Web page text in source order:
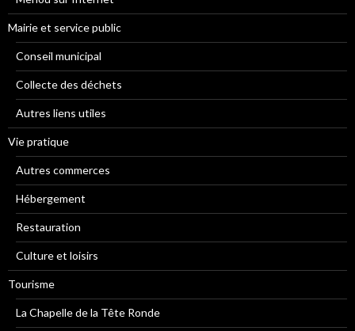
Mairie et service public
Conseil municipal
Collecte des déchets
Autres liens utiles
Vie pratique
Autres commerces
Hébergement
Restauration
Culture et loisirs
Tourisme
La Chapelle de la Tête Ronde